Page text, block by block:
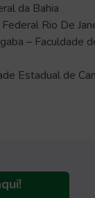
da Bahia
Rio De
– Faculdade
Estadual de